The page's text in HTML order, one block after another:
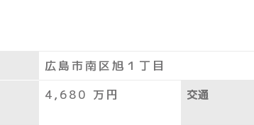
広島市南区旭１丁目
4,680 万円 交通